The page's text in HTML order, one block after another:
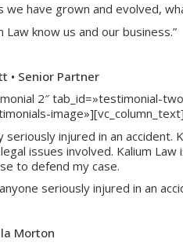
have grown and evolved,
know us and our business.”
• Senior Partner
2″ tab_id=»testimonial-
image»][vc_column_text]
injured in an
issues involved. Kalium
to defend my case.
seriously injured in an
Morton